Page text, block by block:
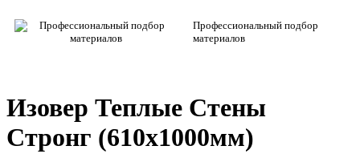
Профессиональный подбор
материалов
Изовер Теплые Стены
Стронг (610х1000мм)